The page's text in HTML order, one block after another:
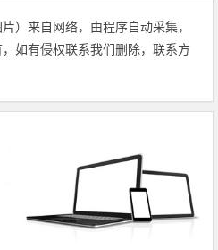
）来自网络，由程序自动采集，
如有侵权联系我们删除，联系方